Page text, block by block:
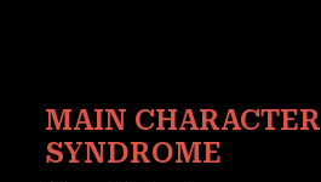
MAIN CHARACTER
SYNDROME